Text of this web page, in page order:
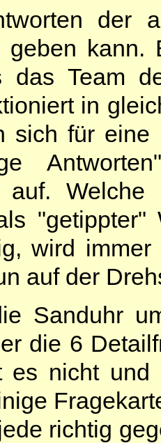
der
geben kann.
das Team
in
sich für eine
auf.
wird
auf der
Sanduhr
die 6
es nicht und
richtig